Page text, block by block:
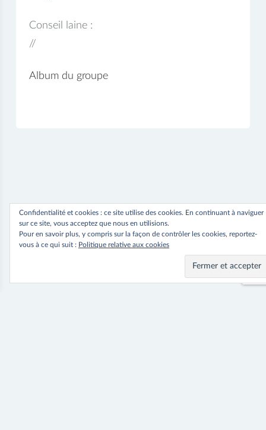
Conseil laine :
//
Album du groupe
Confidentialité et cookies : ce site utilise des cookies. En continuant à naviguer
sur ce site, vous acceptez que nous en utilisions.
Pour en savoir plus, y compris sur la façon de contrôler les cookies, reportez-
vous à ce qui suit : Politique relative aux cookies